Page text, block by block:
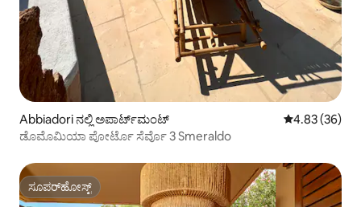
Abbiadori ನಲ್ಲಿ ಅಪಾರ್ಟ್‌ಮಂಟ್ 5 ರಲ್ಲಿ 4.83
4.83 (36)
ಡೊಮೊಮಿಯಾ ಪೋರ್ಟೊ ಸೆರ್ವೊ 3 Smeraldo
ಸೂಪರ್‌ಹೋಸ್ಟ್
ಸೂಪರ್‌ಹೋಸ್ಟ್